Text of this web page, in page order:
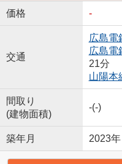
価格 -
交通
広島電
広島電
21分
山陽本
間取り
(建物面積)
-(-)
築年月 2023